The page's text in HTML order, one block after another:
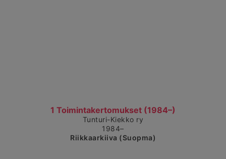
1 Toimintakertomukset (1984–)
Čájet dárkkes dieđuid
Tunturi-Kiekko ry
1984–
Riikkaarkiiva (Suopma)